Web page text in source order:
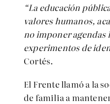
“La educación
valores humanos,
no imponer agendas
experimentos de
Cortés.
El Frente llamó a la
de familia a